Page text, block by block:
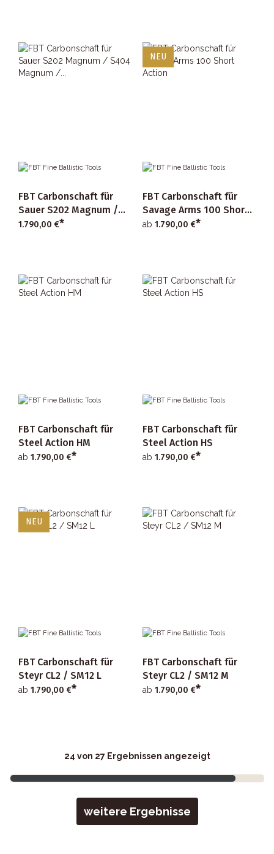
FBT Carbonschaft für
Sauer S202 Magnum /
S404 Magnum / S505
1.790,00 €*
NEU
FBT Carbonschaft für
Savage Arms 100 Short
Action
ab 1.790,00 €*
FBT Carbonschaft für
Steel Action HM
ab 1.790,00 €*
FBT Carbonschaft für
Steel Action HS
ab 1.790,00 €*
NEU
FBT Carbonschaft für
Steyr CL2 / SM12 L
ab 1.790,00 €*
FBT Carbonschaft für
Steyr CL2 / SM12 M
ab 1.790,00 €*
24 von 27 Ergebnissen angezeigt
weitere Ergebnisse